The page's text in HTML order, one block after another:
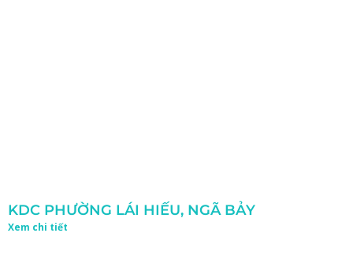
KDC PHƯỜNG LÁI HIẾU, NGÃ BẢY
Xem chi tiết